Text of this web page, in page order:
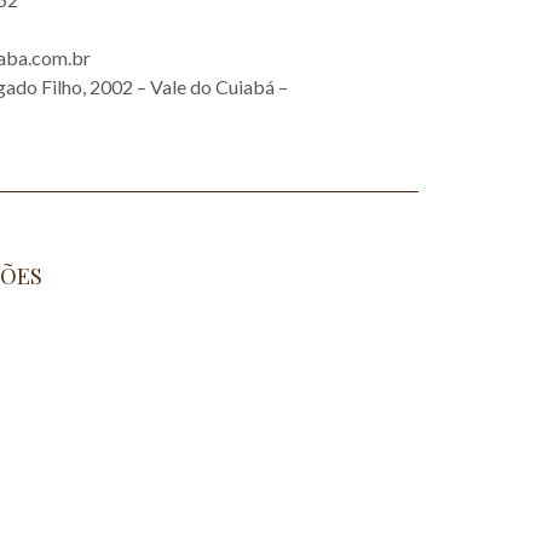
Filho, 2002 – Vale do Cuiabá –